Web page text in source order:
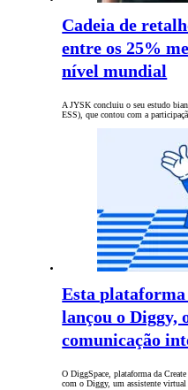
Cadeia de
entre os 25%
nível mundial
A JYSK concluiu o seu estudo
ESS), que contou com a
Esta
lançou o Diggy,
comunicação
O DiggSpace, plataforma da
com o Diggy, um assistente